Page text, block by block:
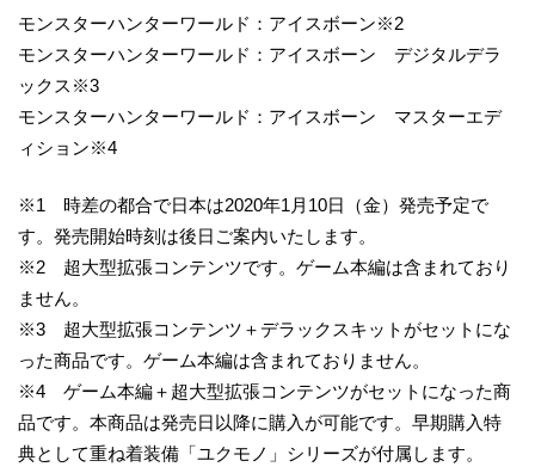
モンスターハンターワールド：アイスボーン※2
モンスターハンターワールド：アイスボーン デジタルデラ
ックス※3
モンスターハンターワールド：アイスボーン マスターエデ
ィション※4
※1 時差の都合で日本は2020年1月10日（金）発売予定で
す。発売開始時刻は後日ご案内いたします。
※2 超大型拡張コンテンツです。ゲーム本編は含まれており
ません。
※3 超大型拡張コンテンツ＋デラックスキットがセットにな
った商品です。ゲーム本編は含まれておりません。
※4 ゲーム本編＋超大型拡張コンテンツがセットになった商
品です。本商品は発売日以降に購入が可能です。早期購入特
典として重ね着装備「ユクモノ」シリーズが付属します。